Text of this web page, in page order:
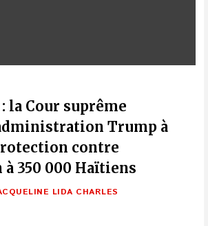
la Cour suprême
Trump à
contre
à 350 000 Haïtiens
LIDA CHARLES